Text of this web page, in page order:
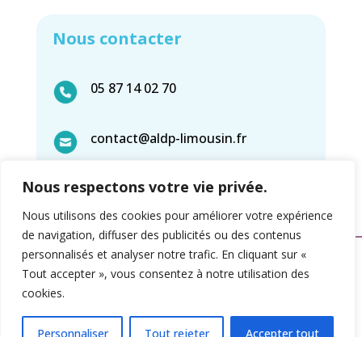
Nous respectons votre vie privée.
Nous utilisons des cookies pour améliorer votre expérience
de navigation, diffuser des publicités ou des contenus
personnalisés et analyser notre trafic. En cliquant sur «
Tout accepter », vous consentez à notre utilisation des
cookies.
Personnaliser Tout rejeter Accepter tout
Nous contacter
05 87 14 02 70
contact@aldp-limousin.fr
Mentions légales & politique de confidentialité
2025 | Tous droits réservés | Création :Crimson